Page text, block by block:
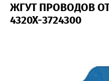
ЖГУТ ПРОВОДОВ
4320Х-3724300